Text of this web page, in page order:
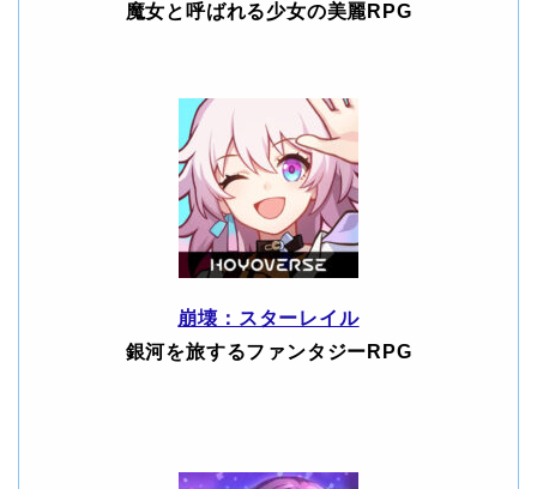
魔女と呼ばれる少女の美麗RPG
崩壊：スターレイル
銀河を旅するファンタジーRPG